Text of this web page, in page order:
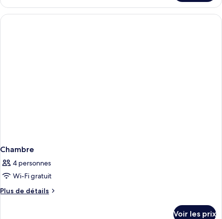
le
type
de
Chambre
4 personnes
Wi-Fi gratuit
Plus de détails
Plus
Voir les prix